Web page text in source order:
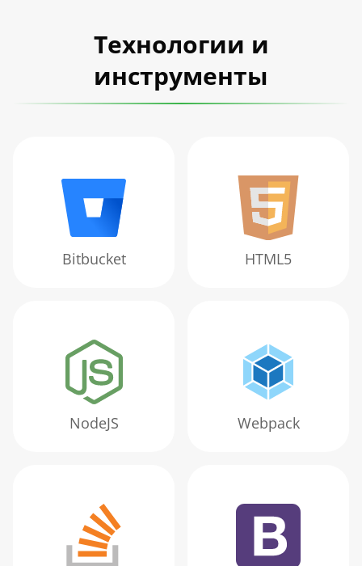
Технологии и
инструменты
Bitbucket HTML5
NodeJS Webpack